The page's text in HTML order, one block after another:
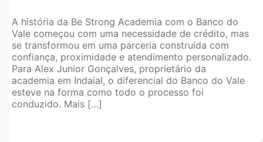
A história da Be Strong Academia com o Banco do
Vale começou com uma necessidade de crédito, mas
se transformou em uma parceria construída com
confiança, proximidade e atendimento personalizado.
Para Alex Junior Gonçalves, proprietário da
academia em Indaial, o diferencial do Banco do Vale
esteve na forma como todo o processo foi
conduzido. Mais […]